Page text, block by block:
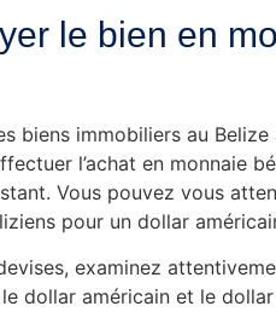
le bien en
biens immobiliers au
l’achat en monnaie
Vous pouvez vous
pour un dollar
examinez
dollar américain et le dollar